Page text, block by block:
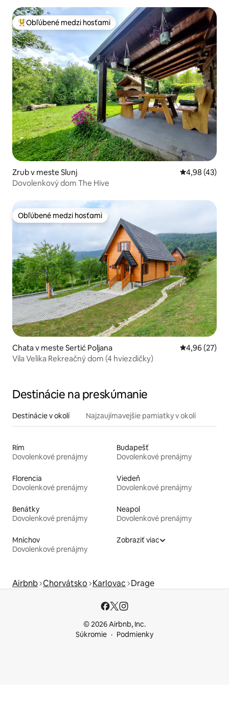
Najobľúbenejšie medzi hosťami
Obľúbené medzi hosťami
Zrub v meste Slunj Priemerné
4,98 (43)
Dovolenkový dom The Hive
Obľúbené medzi hosťami
Obľúbené medzi hosťami
Chata v meste Sertić Poljana Priemerné
4,96 (27)
Vila Velika Rekreačný dom (4 hviezdičky)
Destinácie na preskúmanie
Destinácie v okolí Najzaujímavejšie pamiatky v okolí
Rím
Dovolenkové prenájmy
Budapešť
Dovolenkové prenájmy
Florencia
Dovolenkové prenájmy
Viedeň
Dovolenkové prenájmy
Benátky
Dovolenkové prenájmy
Neapol
Dovolenkové prenájmy
Mníchov
Dovolenkové prenájmy
Zobraziť viac
Airbnb Chorvátsko Karlovac Drage
© 2026 Airbnb, Inc.
Súkromie
Podmienky